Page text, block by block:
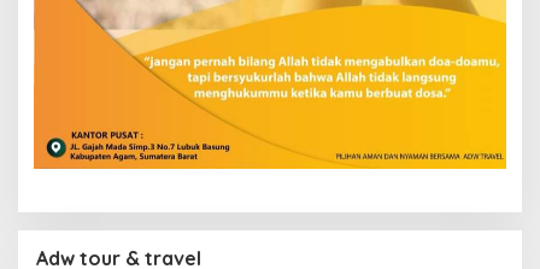
Adw tour & travel